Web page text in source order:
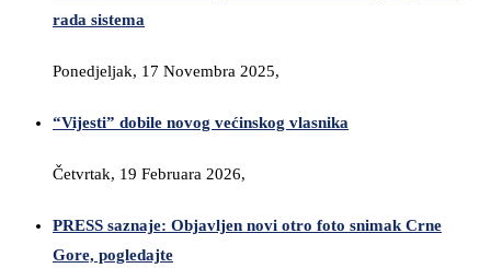
rada sistema
Ponedjeljak, 17 Novembra 2025,
“Vijesti” dobile novog većinskog vlasnika
Četvrtak, 19 Februara 2026,
PRESS saznaje: Objavljen novi otro foto snimak Crne
Gore, pogledajte